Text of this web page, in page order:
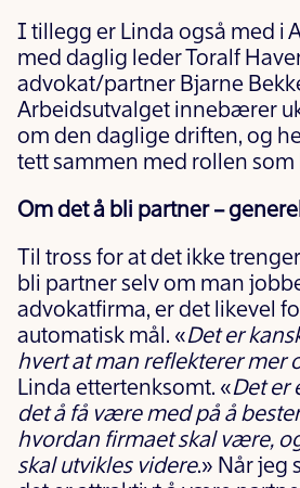
I tillegg er Linda også med i
med daglig leder Toralf
advokat/partner Bjarne
Arbeidsutvalget innebærer
om den daglige driften, og
tett sammen med rollen som
Om det å bli partner –
Til tross for at det ikke
bli partner selv om man
advokatfirma, er det likevel
automatisk mål. «Det er
hvert at man reflekterer mer
Linda ettertenksomt. «Det er
det å få være med på å
hvordan firmaet skal være,
skal utvikles videre.» Når jeg